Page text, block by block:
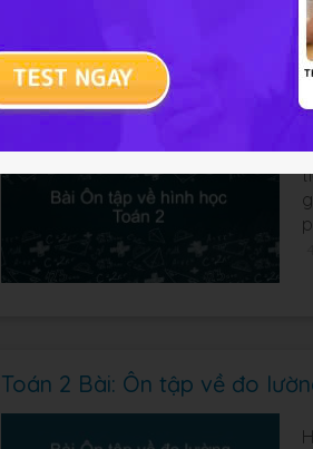
Toán 2 Bài: Ôn tập về hình học
Toán 2 Bài: Ôn tập về đo